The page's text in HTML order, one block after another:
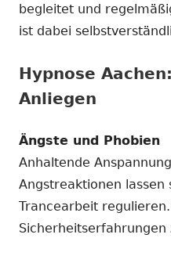
begleitet und
ist dabei
Hypnose
Anliegen
Ängste und Phobien
Anhaltende
Angstreaktionen lassen
Trancearbeit
Sicherheitserfahrungen